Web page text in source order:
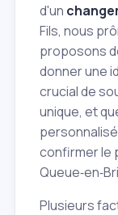
d'un
Fils, nous
proposons
donner une
crucial de
unique, et
confirmer le
Plusieurs